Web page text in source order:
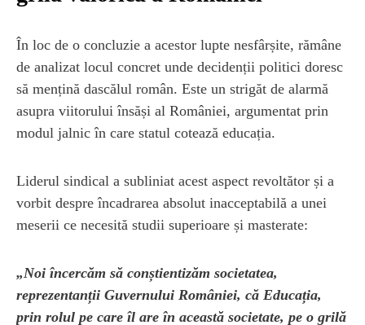
În loc de o concluzie a acestor lupte nesfârșite, rămâne
de analizat locul concret unde decidenții politici doresc
să mențină dascălul român. Este un strigăt de alarmă
asupra viitorului însăși al României, argumentat prin
modul jalnic în care statul cotează educația.
Liderul sindical a subliniat acest aspect revoltător și a
vorbit despre încadrarea absolut inacceptabilă a unei
meserii ce necesită studii superioare și masterate:
„Noi încercăm să conștientizăm societatea,
reprezentanții Guvernului României, că Educația,
prin rolul pe care îl are în această societate, pe o grilă